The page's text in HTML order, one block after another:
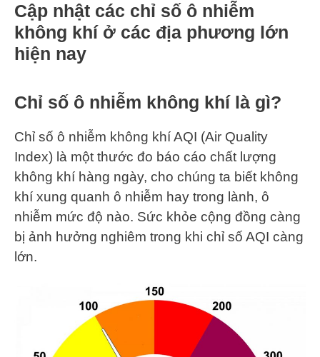
Cập nhật các chỉ số ô nhiễm
không khí ở các địa phương lớn
hiện nay
Chỉ số ô nhiễm không khí là gì?
Chỉ số ô nhiễm không khí AQI (Air Quality
Index) là một thước đo báo cáo chất lượng
không khí hàng ngày, cho chúng ta biết không
khí xung quanh ô nhiễm hay trong lành, ô
nhiễm mức độ nào. Sức khỏe cộng đồng càng
bị ảnh hưởng nghiêm trong khi chỉ số AQI càng
lớn.